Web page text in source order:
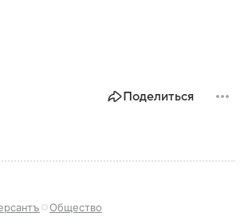
Поделиться
Общество